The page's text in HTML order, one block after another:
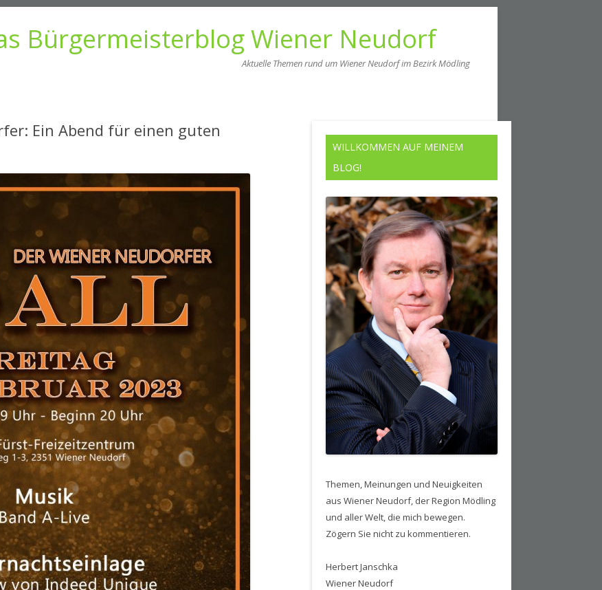
Bürgermeisterblog Wiener Neudorf
Aktuelle Themen rund um Wiener Neudorf im Bezirk Mödling
Ein Abend für einen guten
WILLKOMMEN AUF MEINEM
BLOG!
Themen, Meinungen und Neuigkeiten
aus Wiener Neudorf, der Region Mödling
und aller Welt, die mich bewegen.
Zögern Sie nicht zu kommentieren.
Herbert Janschka
Wiener Neudorf